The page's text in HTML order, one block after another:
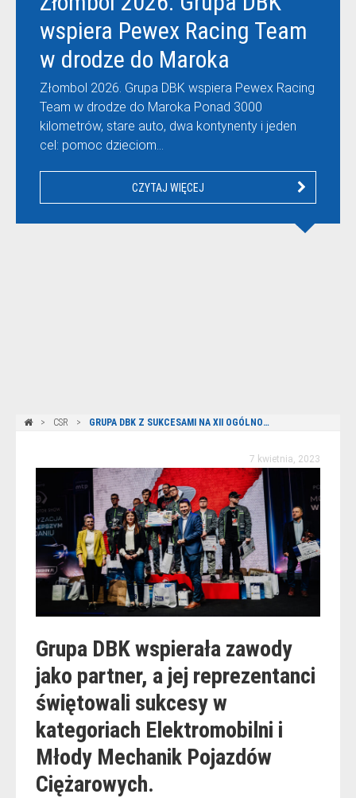
wspiera Pewex Racing Team
w drodze do Maroka
Złombol 2026. Grupa DBK wspiera Pewex Racing
Team w drodze do Maroka Ponad 3000
kilometrów, stare auto, dwa kontynenty i jeden
cel: pomoc dzieciom…
CZYTAJ WIĘCEJ
CSR GRUPA DBK Z SUKCESAMI NA XII OGÓLNOPOLSKICH MISTRZOSTWACH MECHANIKÓW
7 kwietnia, 2023
Grupa DBK wspierała zawody
jako partner, a jej reprezentanci
świętowali sukcesy w
kategoriach Elektromobilni i
Młody Mechanik Pojazdów
Ciężarowych.